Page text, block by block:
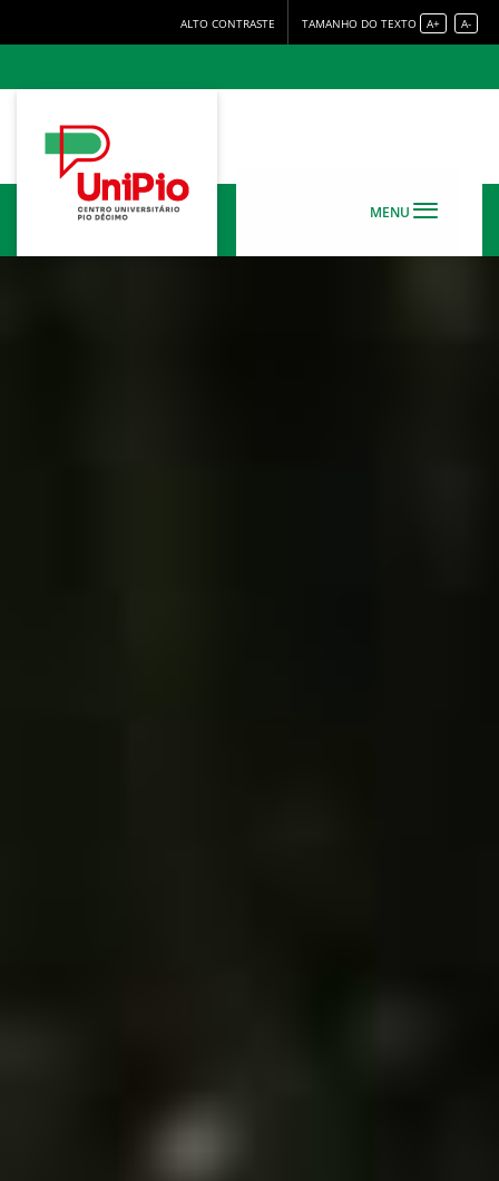
ALTO CONTRASTE TAMANHO DO TEXTO A+ A-
MENU